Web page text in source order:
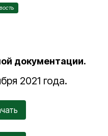
документации.
2021 года.